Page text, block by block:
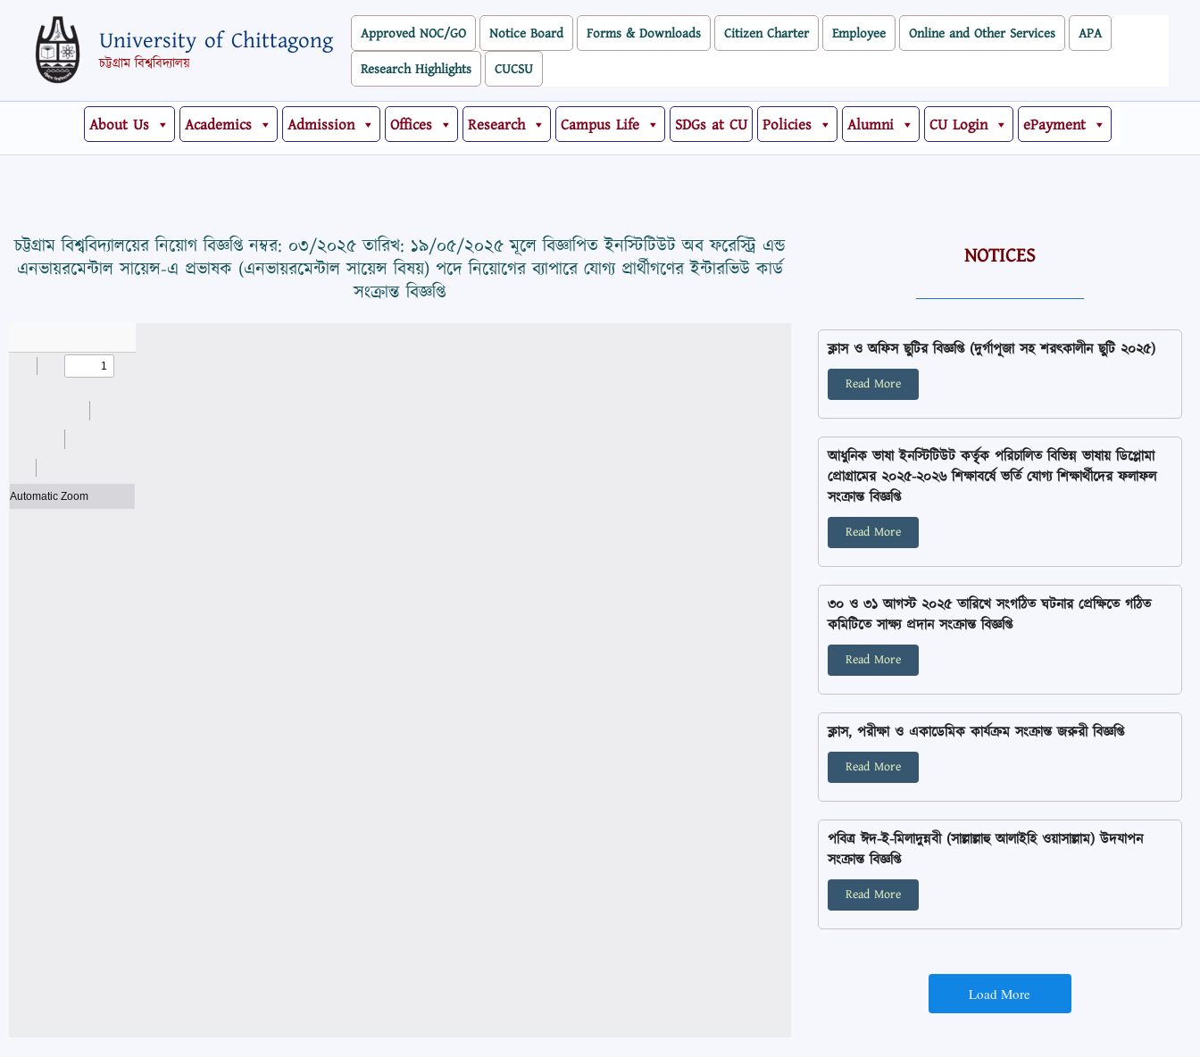
content
University of Chittagong
চট্টগ্রাম বিশ্ববিদ্যালয়
Approved NOC/GO Notice Board Forms & Downloads Citizen Charter Employee Online and Other Services
APA
Research Highlights
CUCSU
About Us Academics Admission Offices Research Campus Life SDGs at CU Policies Alumni CU Login ePayment
চট্টগ্রাম বিশ্ববিদ্যালয়ের নিয়োগ বিজ্ঞপ্তি নম্বর: ০৩/২০২৫ তারিখ: ১৯/০৫/২০২৫ মূলে বিজ্ঞাপিত ইনস্টিটিউট অব ফরেস্ট্রি এন্ড
এনভায়রমেন্টাল সায়েন্স-এ প্রভাষক (এনভায়রমেন্টাল সায়েন্স বিষয়) পদে নিয়োগের ব্যাপারে যোগ্য প্রার্থীগণের ইন্টারভিউ কার্ড
সংক্রান্ত বিজ্ঞপ্তি
NOTICES
ক্লাস ও অফিস ছুটির বিজ্ঞপ্তি (দুর্গাপূজা সহ শরৎকালীন ছুটি ২০২৫)
Read More
আধুনিক ভাষা ইনস্টিটিউট কর্তৃৃক পরিচালিত বিভিন্ন ভাষায় ডিপ্লোমা
প্রোগ্রামের ২০২৫-২০২৬ শিক্ষাবর্ষে ভর্তি যোগ্য শিক্ষার্থীদের ফলাফল
সংক্রান্ত বিজ্ঞপ্তি
Read More
৩০ ও ৩১ আগস্ট ২০২৫ তারিখে সংগঠিত ঘটনার প্রেক্ষিতে গঠিত
কমিটিতে সাক্ষ্য প্রদান সংক্রান্ত বিজ্ঞপ্তি
Read More
ক্লাস, পরীক্ষা ও একাডেমিক কার্যক্রম সংক্রান্ত জরুরী বিজ্ঞপ্তি
Read More
পবিত্র ঈদ-ই-মিলাদুন্নবী (সাল্লাল্লাহু আলাইহি ওয়াসাল্লাম) উদযাপন
সংক্রান্ত বিজ্ঞপ্তি
Read More
Load More